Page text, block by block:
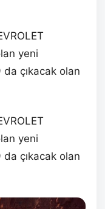
yeni
da çıkacak olan
yeni
da çıkacak olan